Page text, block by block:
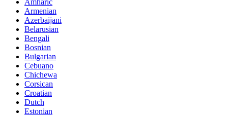
Amharic
Armenian
Azerbaijani
Belarusian
Bengali
Bosnian
Bulgarian
Cebuano
Chichewa
Corsican
Croatian
Dutch
Estonian